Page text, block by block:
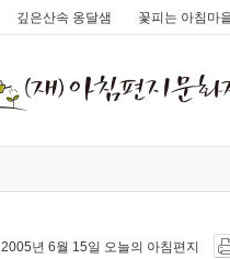
깊은산속 옹달샘 꽃피는 아침마
2005년 6월 15일 오늘의 아침편지